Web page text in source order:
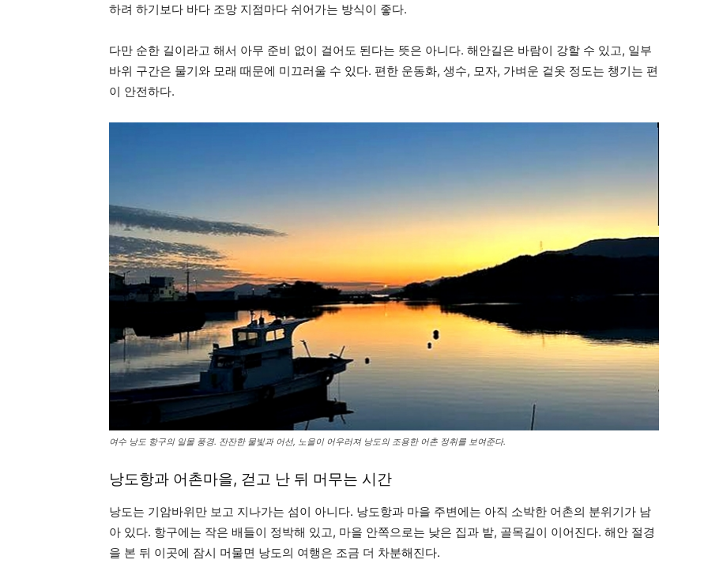
하려 하기보다 바다 조망 지점마다 쉬어가는 방식이 좋다.
다만 순한 길이라고 해서 아무 준비 없이 걸어도 된다는 뜻은 아니다. 해안길은 바람이 강할 수 있고, 일부
바위 구간은 물기와 모래 때문에 미끄러울 수 있다. 편한 운동화, 생수, 모자, 가벼운 겉옷 정도는 챙기는 편
이 안전하다.
여수 낭도 항구의 일몰 풍경. 잔잔한 물빛과 어선, 노을이 어우러져 낭도의 조용한 어촌 정취를 보여준다.
낭도항과 어촌마을, 걷고 난 뒤 머무는 시간
낭도는 기암바위만 보고 지나가는 섬이 아니다. 낭도항과 마을 주변에는 아직 소박한 어촌의 분위기가 남
아 있다. 항구에는 작은 배들이 정박해 있고, 마을 안쪽으로는 낮은 집과 밭, 골목길이 이어진다. 해안 절경
을 본 뒤 이곳에 잠시 머물면 낭도의 여행은 조금 더 차분해진다.